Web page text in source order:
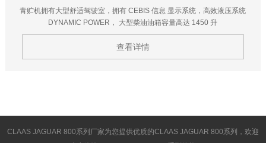
青贮机拥有大型舒适驾驶室，拥有 CEBIS 信息 显示系统，高效液压系统
DYNAMIC POWER， 大型柴油油箱容量高达 1450 升
查看详情
CLAAS JAGUAR 800系列厂家为您提供优质的CLAAS JAGUAR 800系列，欢迎